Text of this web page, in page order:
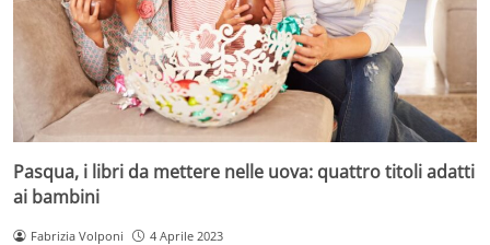
Pasqua, i libri da mettere nelle uova: quattro titoli adatti
ai bambini
Fabrizia Volponi 4 Aprile 2023